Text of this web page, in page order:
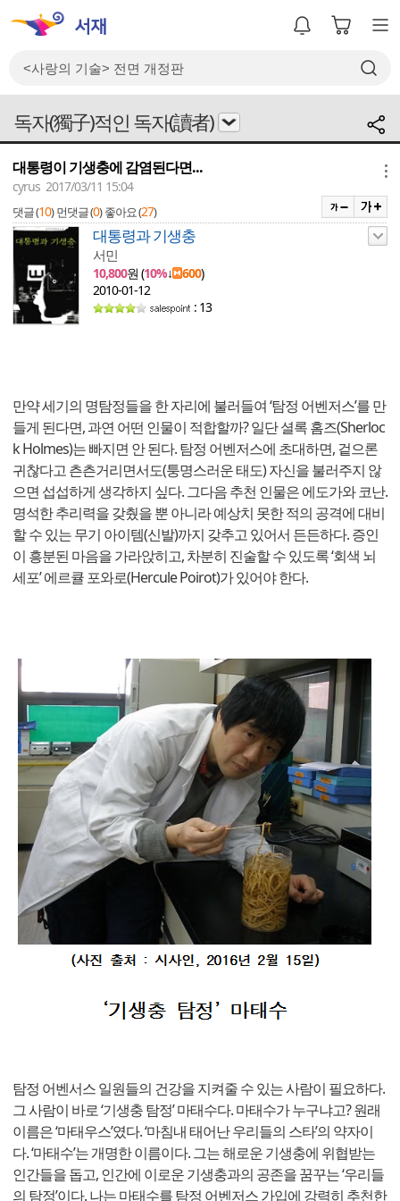
독자(獨子)적인 독자(讀者)
대통령이 기생충에 감염된다면...
cyrus 2017/03/11 15:04
댓글 (10) 먼댓글 (0) 좋아요 (27)
대통령과 기생충
서민
10,800원 (10%↓ 600)
2010-01-12
: 13
만약 세기의 명탐정들을 한 자리에 불러들여 ‘탐정 어벤저스’를 만
들게 된다면, 과연 어떤 인물이 적합할까? 일단 셜록 홈즈(Sherloc
k Holmes)는 빠지면 안 된다. 탐정 어벤저스에 초대하면, 겉으론
귀찮다고 츤츤거리면서도(퉁명스러운 태도) 자신을 불러주지 않
으면 섭섭하게 생각하지 싶다. 그다음 추천 인물은 에도가와 코난.
명석한 추리력을 갖췄을 뿐 아니라 예상치 못한 적의 공격에 대비
할 수 있는 무기 아이템(신발)까지 갖추고 있어서 든든하다. 증인
이 흥분된 마음을 가라앉히고, 차분히 진술할 수 있도록 ‘회색 뇌
세포’ 에르큘 포와로(Hercule Poirot)가 있어야 한다.
탐정 어벤서스 일원들의 건강을 지켜줄 수 있는 사람이 필요하다.
그 사람이 바로 ‘기생충 탐정’ 마태수다. 마태수가 누구냐고? 원래
이름은 ‘마태우스’였다. ‘마침내 태어난 우리들의 스타’의 약자이
다. ‘마태수’는 개명한 이름이다. 그는 해로운 기생충에 위협받는
인간들을 돕고, 인간에 이로운 기생충과의 공존을 꿈꾸는 ‘우리들
의 탐정’이다. 나는 마태수를 탐정 어벤저스 가입에 강력히 추천한